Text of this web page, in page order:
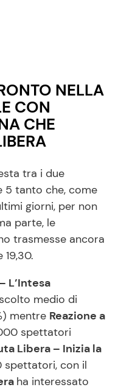
NELLA
CON
CHE
tra i due
5 tanto che, come
giorni, per non
parte, le
trasmesse ancora
L’Intesa
medio di
mentre Reazione a
spettatori
Libera – Inizia la
spettatori, con il
ha interessato